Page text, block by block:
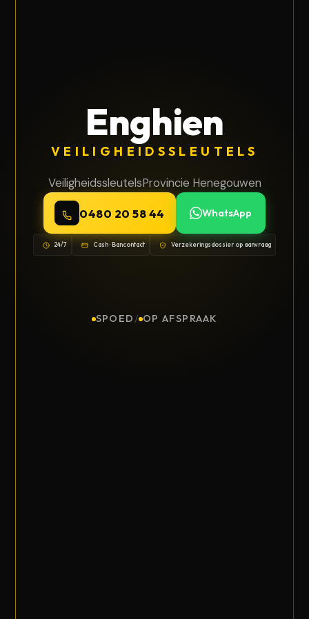
Enghien
VEILIGHEIDSSLEUTELS
VeiligheidssleutelsProvincie Henegouwen
0480 20 58 44 WhatsApp
24/7 Cash · Bancontact Verzekeringsdossier op aanvraag
SPOED / OP AFSPRAAK